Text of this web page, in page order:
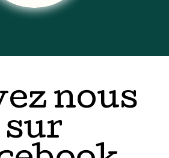
nous
sur